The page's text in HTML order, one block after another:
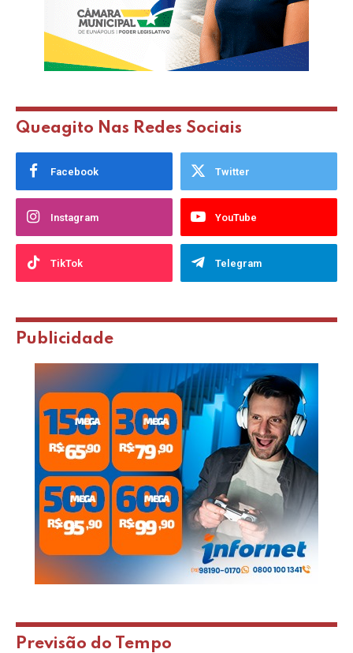
Queagito Nas Redes Sociais
Facebook Twitter
Instagram YouTube
TikTok Telegram
Publicidade
Previsão do Tempo